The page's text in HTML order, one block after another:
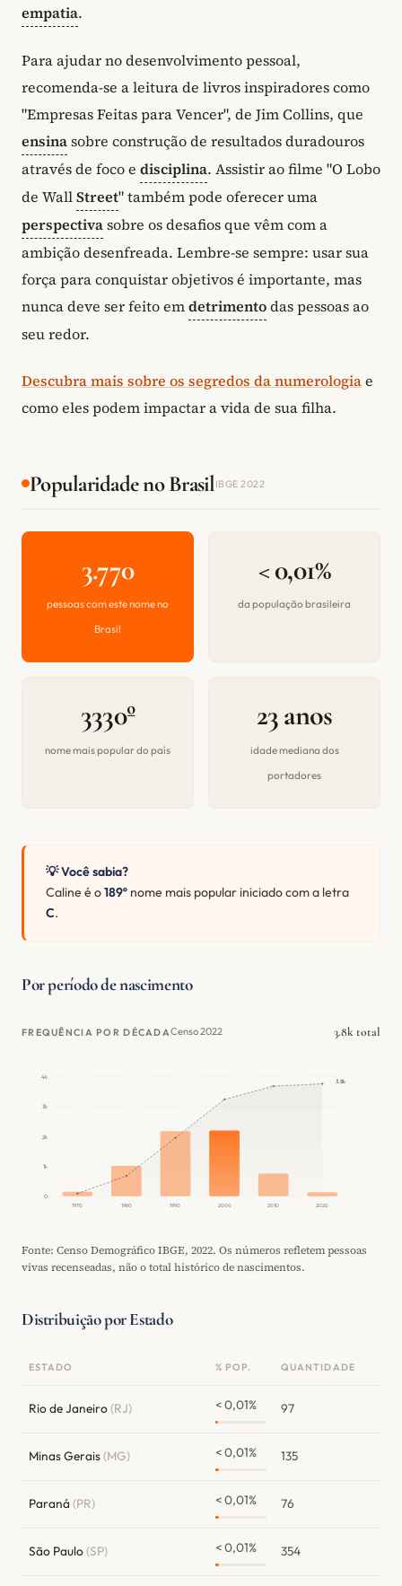
empatia.
Para ajudar no desenvolvimento pessoal,
recomenda-se a leitura de livros inspiradores como
"Empresas Feitas para Vencer", de Jim Collins, que
ensinasobre construção de resultados duradouros
através de foco e disciplina. Assistir ao filme "O Lobo
de WallStreet" também pode oferecer uma
perspectivasobre os desafios que vêm com a
ambição desenfreada. Lembre-se sempre: usar sua
força para conquistar objetivos é importante, mas
nunca deve ser feito emdetrimentodas pessoas ao
seu redor.
Descubra mais sobre os segredos da numerologiae
como eles podem impactar a vida de sua filha.
Popularidade no BrasilIBGE 2022
3.770
pessoas com este nome no
Brasil
< 0,01%
da população brasileira
3330º
nome mais popular do país
23 anos
idade mediana dos
portadores
💡 Você sabia?
Caline é o189º nome mais popular iniciado com a letra
C.
Por período de nascimento
FREQUÊNCIA POR DÉCADACenso 2022 3.8k total
0
1k
2k
3k
4k
1970 1980 1990 2000 2010 2020
3.8k
Fonte: Censo Demográfico IBGE, 2022. Os números refletem pessoas
vivas recenseadas, não o total histórico de nascimentos.
Distribuição por Estado
ESTADO % POP. QUANTIDADE
Rio de Janeiro(RJ) < 0,01% 97
Minas Gerais(MG) < 0,01% 135
Paraná (PR) < 0,01% 76
São Paulo(SP) < 0,01% 354